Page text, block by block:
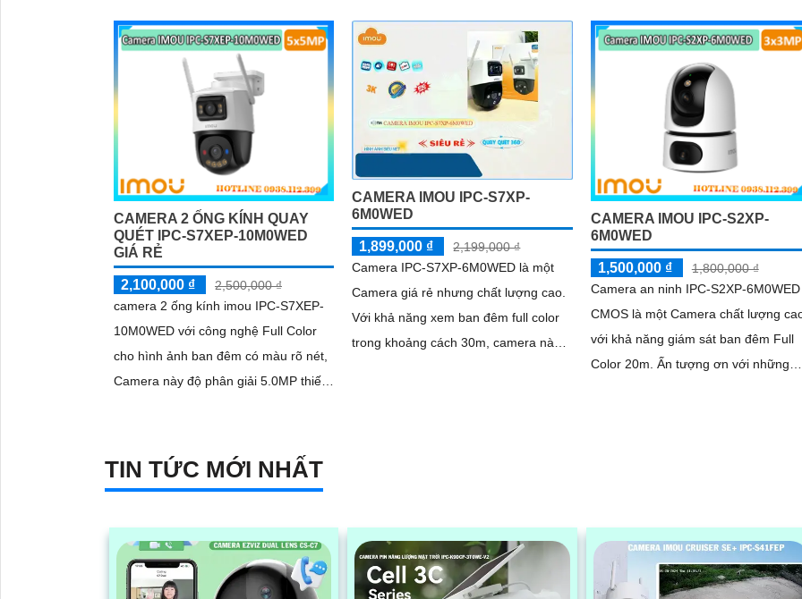
thoại 2 chiều, trang bị cổng LAN cắm
mạng trực tiếp nâng cao độ ổn định
người, thú cưng, âm thanh bất thường
và cảnh báo bằng còi và đèn tùy
chỉnh, lưu trữ đến 512GB
thông minh IMOU SENSE, báo động
CAMERA 2 ỐNG KÍNH QUAY
QUÉT IPC-S7XEP-10M0WED
GIÁ RẺ
2,100,000 ₫
2,500,000 ₫
camera 2 ống kính imou IPC-S7XEP-
10M0WED với công nghệ Full Color
cho hình ảnh ban đêm có màu rõ nét,
Camera này độ phân giải 5.0MP thiết
CAMERA IMOU IPC-S7XP-
6M0WED
1,899,000 ₫
2,199,000 ₫
Camera IPC-S7XP-6M0WED là một
Camera giá rẻ nhưng chất lượng cao.
Với khả năng xem ban đêm full color
trong khoảng cách 30m, camera này
CAMERA IMOU IPC-S2XP-
6M0WED
1,500,000 ₫
1,800,000 ₫
Camera an ninh IPC-S2XP-6M0WED
CMOS là một Camera chất lượng
với khả năng giám sát ban đêm Full
Color 20m. Ấn tượng ơn với những
TIN TỨC MỚI NHẤT